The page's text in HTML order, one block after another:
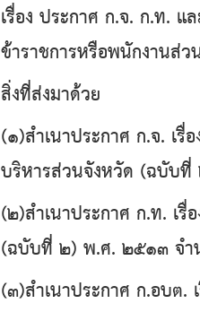
เรื่อง ประกาศ ก.จ. ก.ท. แ
ข้าราชการหรือพนักงาน
สิ่งที่ส่งมาด้วย
(๑)สำเนาประกาศ ก.จ. เรื่
บริหารส่วนจังหวัด (ฉบับ
(๒)สำเนาประกาศ ก.ท. เ
(ฉบับที่ ๒) พ.ศ. ๒๕๑๓ จํ
(๓)สำเนาประกาศ ก.อบต.